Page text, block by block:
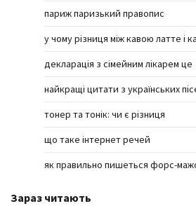
париж паризький правопис
у чому різниця між кавою латте і
декларація з сімейним лікарем це
найкращі цитати з українських
тонер та тонік: чи є різниця
що таке інтернет речей
як правильно пишеться форс-
Зараз читають